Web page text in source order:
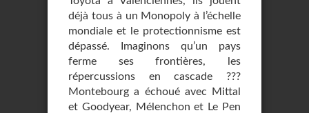
déjà tous à un Monopoly à l’échelle
mondiale et le protectionnisme est
dépassé. Imaginons qu’un pays
ferme ses frontières, les
répercussions en cascade ???
Montebourg a échoué avec Mittal
et Goodyear, Mélenchon et Le Pen